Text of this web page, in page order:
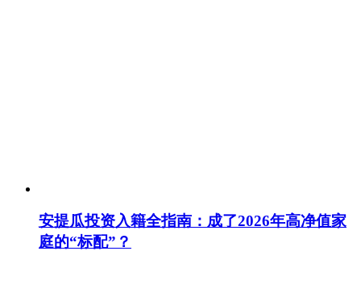
安提瓜投资入籍全指南：成了2026年高净值家
庭的“标配”？